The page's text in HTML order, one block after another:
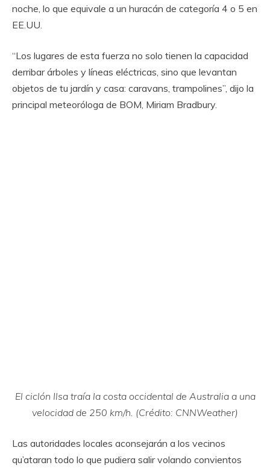
noche, lo que equivale a un huracán de categoría 4 o 5 en
EE.UU.
“Los lugares de esta fuerza no solo tienen la capacidad
derribar árboles y líneas eléctricas, sino que levantan
objetos de tu jardín y casa: caravans, trampolines”, dijo la
principal meteoróloga de BOM, Miriam Bradbury.
El ciclón Ilsa traía la costa occidental de Australia a una
velocidad de 250 km/h. (Crédito: CNNWeather)
Las autoridades locales aconsejarán a los vecinos
qu’ataran todo lo que pudiera salir volando convientos